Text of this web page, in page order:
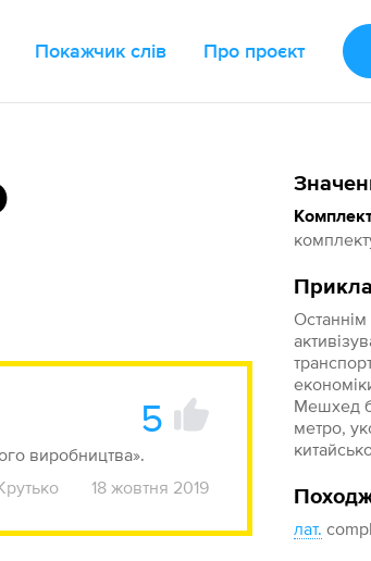
Покажчик слів Про проєкт
Останнім
Мешхед
метро,
лат.
5
виробництва».
18 жовтня 2019